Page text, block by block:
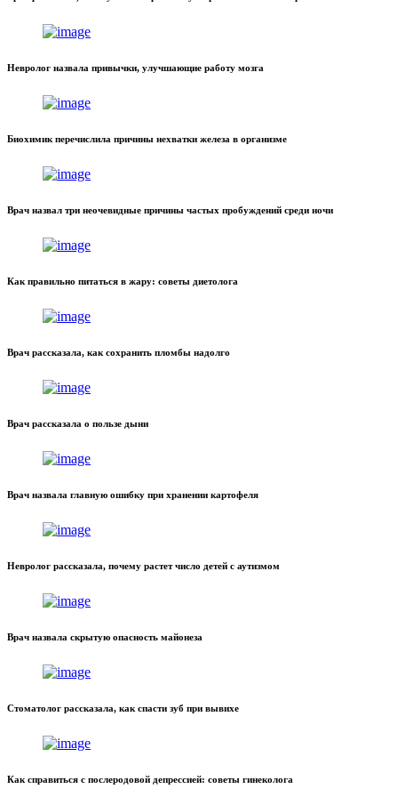
Невролог назвала привычки, улучшающие работу мозга
Биохимик перечислила причины нехватки железа в организме
Врач назвал три неочевидные причины частых пробуждений среди ночи
Как правильно питаться в жару: советы диетолога
Врач рассказала, как сохранить пломбы надолго
Врач рассказала о пользе дыни
Врач назвала главную ошибку при хранении картофеля
Невролог рассказала, почему растет число детей с аутизмом
Врач назвала скрытую опасность майонеза
Стоматолог рассказала, как спасти зуб при вывихе
Как справиться с послеродовой депрессией: советы гинеколога